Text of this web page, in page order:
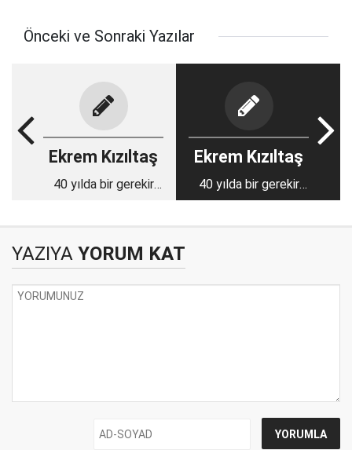
Önceki ve Sonraki Yazılar
Ekrem Kızıltaş
40 yılda bir gerekir
Ekrem Kızıltaş
40 yılda bir gerekir
ama…
YAZIYA YORUM KAT